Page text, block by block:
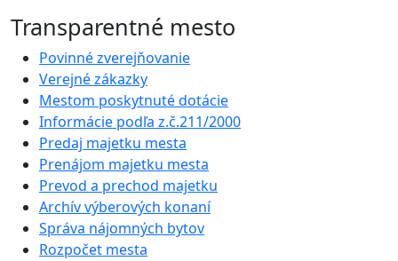
Transparentné mesto
Povinné zverejňovanie
Verejné zákazky
Mestom poskytnuté dotácie
Informácie podľa z.č.211/2000
Predaj majetku mesta
Prenájom majetku mesta
Prevod a prechod majetku
Archív výberových konaní
Správa nájomných bytov
Rozpočet mesta